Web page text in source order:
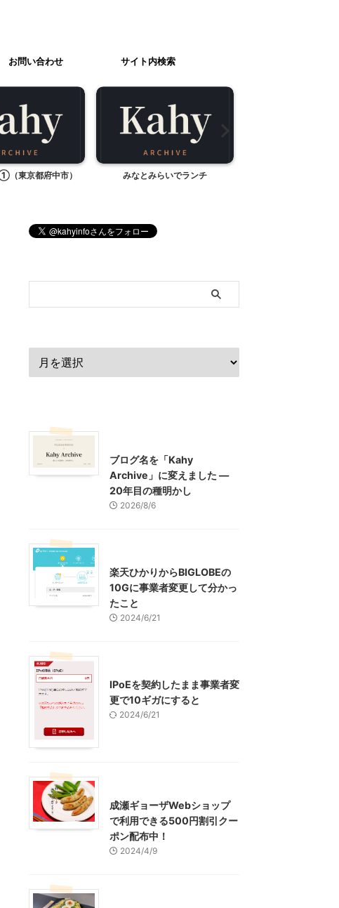
お問い合わせ サイト内検索
（東京都府中市） みなとみらいでランチ
ブログ名を「Kahy
Archive」に変えました ―
20年目の種明かし
2026/8/6
楽天ひかりからBIGLOBEの
10Gに事業者変更して分かっ
たこと
2024/6/21
IPoEを契約したまま事業者変
更で10ギガにすると
2024/6/21
成瀬ギョーザWebショップ
で利用できる500円割引クー
ポン配布中！
2024/4/9